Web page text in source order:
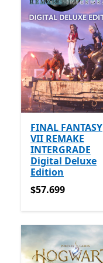
FINAL FANTASY
VII REMAKE
INTERGRADE
Digital Deluxe
Edition
$57.699
$57.699